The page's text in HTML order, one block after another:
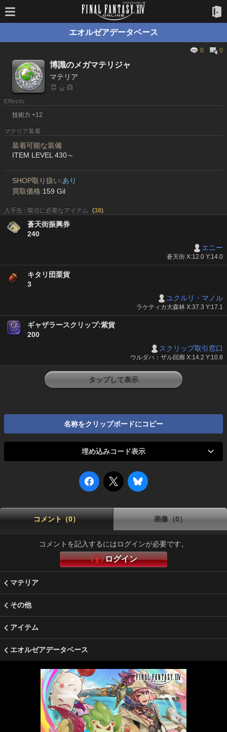
エオルゼアデータベース
0 0
博識のメガマテリジャ
マテリア
Effects
技術力 +12
マテリア装着
装着可能な装備
ITEM LEVEL 430～
SHOP取り扱い:あり
買取価格:159 Gil
入手先 : 取引に必要なアイテム (38)
蒼天街振興券
240
エニー
蒼天街 X:12.0 Y:14.0
キタリ団栗貨
3
ユクルリ・マノル
ラケティカ大森林 X:37.3 Y:17.1
ギャザラースクリップ:紫貨
200
スクリップ取引窓口
ウルダハ：ザル回廊 X:14.2 Y:10.8
タップして表示
名称をクリップボードにコピー
埋め込みコード表示
コメント（0） 画像（0）
コメントを記入するにはログインが必要です。
ログイン
マテリア
その他
アイテム
エオルゼアデータベース